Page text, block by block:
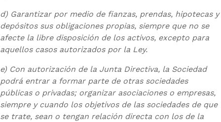
d) Garantizar por medio de fianzas, prendas, hipotecas y
depósitos sus obligaciones propias, siempre que no se
afecte la libre disposición de los activos, excepto para
aquellos casos autorizados por la Ley.
e) Con autorización de la Junta Directiva, la Sociedad
podrá entrar a formar parte de otras sociedades
públicas o privadas; organizar asociaciones o empresas,
siempre y cuando los objetivos de las sociedades de que
se trate, sean o tengan relación directa con los de la